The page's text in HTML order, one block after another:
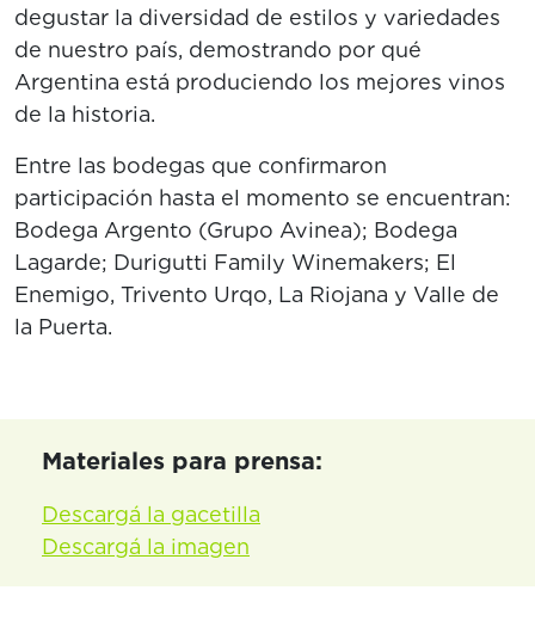
degustar la diversidad de estilos y variedades
de nuestro país, demostrando por qué
Argentina está produciendo los mejores vinos
de la historia.
Entre las bodegas que confirmaron
participación hasta el momento se encuentran:
Bodega Argento (Grupo Avinea); Bodega
Lagarde; Durigutti Family Winemakers; El
Enemigo, Trivento Urqo, La Riojana y Valle de
la Puerta.
Materiales para prensa:
Descargá la gacetilla
Descargá la imagen